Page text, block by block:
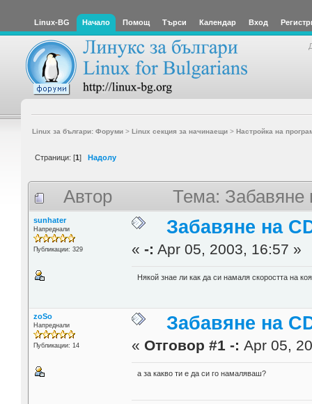
Linux-BG Начало Помощ Търси Календар Вход
Linux за българи: Форуми> Linux секция за начинаещи> Настройка на
Страници: [1] Надолу
Автор Тема: Забавяне
sunhater
Напреднали
Публикации: 329
Забавяне на
«-: Apr 05, 2003, 16:57 »
Някой знае ли как да си намаля скоростта на
zoSo
Напреднали
Публикации: 14
Забавяне на
« Отговор #1 -: Apr 05,
а за какво ти е да си го намаляваш?